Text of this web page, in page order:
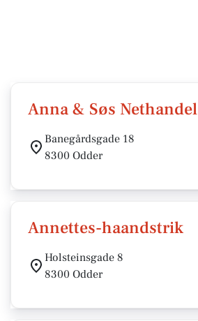
Anna & Søs Nethandel
Banegårdsgade 18
8300 Odder
Annettes-haandstrik
Holsteinsgade 8
8300 Odder